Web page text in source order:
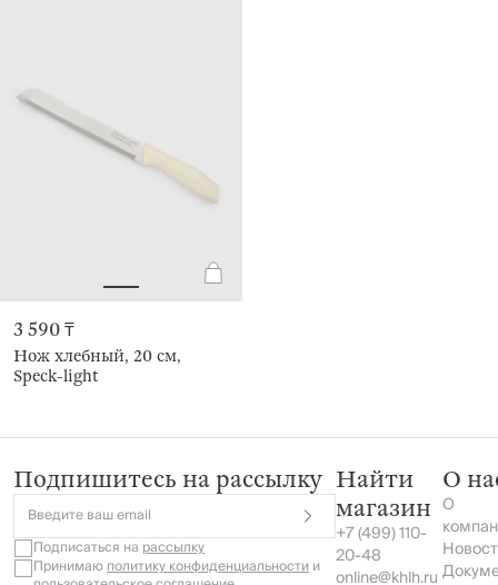
3 590 ₸
Нож хлебный, 20 см,
Speck-light
Подпишитесь на рассылку
Введите ваш email
Подписаться на рассылку
Принимаюполитику конфиденциальностии
Найти
магазин
+7 (499) 110-
20-48
online@khlh.ru
О
О